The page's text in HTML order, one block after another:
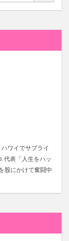
ワイでサプライ
代表「人生をハッ
股にかけて奮闘中